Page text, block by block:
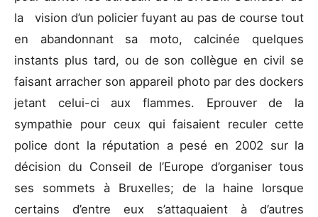
la vision d’un policier fuyant au pas de course tout
en abandonnant sa moto, calcinée quelques
instants plus tard, ou de son collègue en civil se
faisant arracher son appareil photo par des dockers
jetant celui-ci aux flammes. Eprouver de la
sympathie pour ceux qui faisaient reculer cette
police dont la réputation a pesé en 2002 sur la
décision du Conseil de l’Europe d’organiser tous
ses sommets à Bruxelles; de la haine lorsque
certains d’entre eux s’attaquaient à d’autres